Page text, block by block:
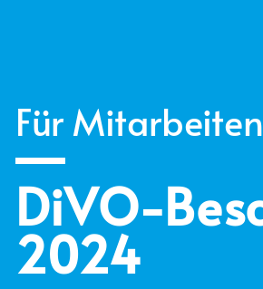
Für
DiVO-
2024